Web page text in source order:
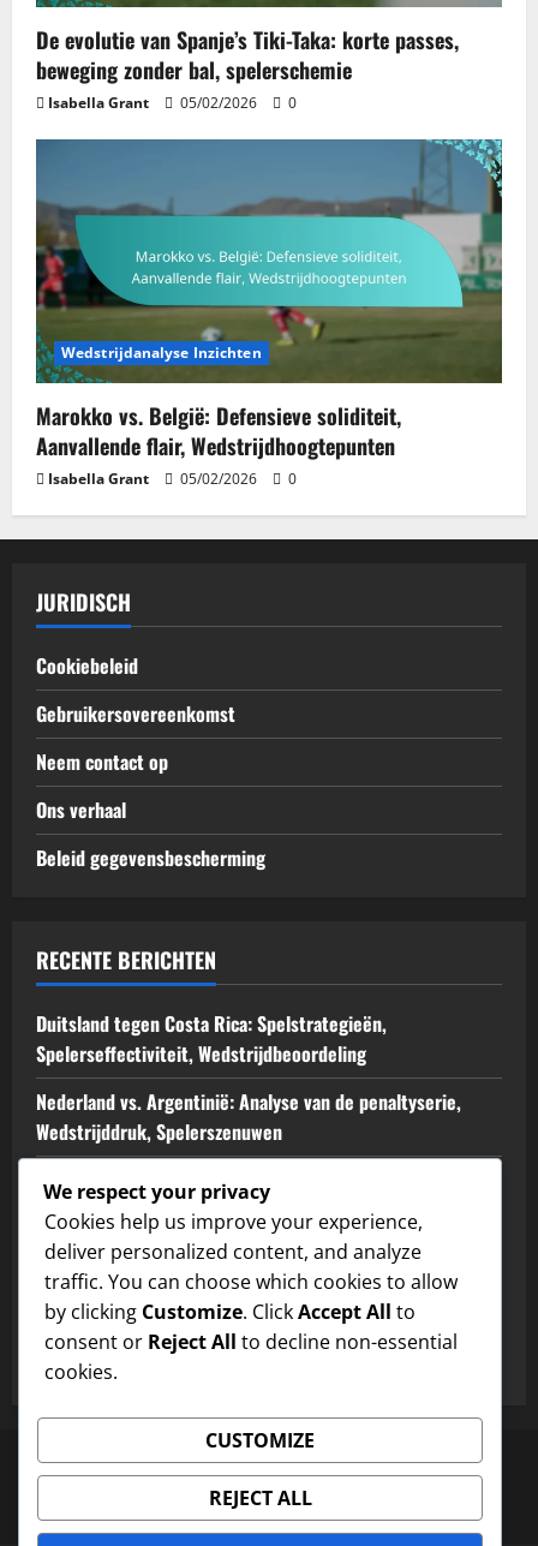
De evolutie van Spanje’s Tiki-Taka: korte passes,
beweging zonder bal, spelerschemie
Isabella Grant 05/02/2026 0
Wedstrijdanalyse Inzichten
Marokko vs. België: Defensieve soliditeit,
Aanvallende flair, Wedstrijdhoogtepunten
Isabella Grant 05/02/2026 0
JURIDISCH
Cookiebeleid
Gebruikersovereenkomst
Neem contact op
Ons verhaal
Beleid gegevensbescherming
RECENTE BERICHTEN
Duitsland tegen Costa Rica: Spelstrategieën,
Spelerseffectiviteit, Wedstrijdbeoordeling
Nederland vs. Argentinië: Analyse van de penaltyserie,
Wedstrijddruk, Spelerszenuwen
De evolutie van Spanje’s Tiki-Taka: korte passes, beweging
zonder bal, spelerschemie
Marokko vs. België: Defensieve soliditeit, Aanvallende flair,
Wedstrijdhoogtepunten
Engeland’s Defensieve Organisatie: Achterlijnstructuur,
Drukzet Tactieken, Spelersrollen
Cookiebeleid
Gebruikersovereenkomst
Neem contact op
Ons verhaal
Beleid gegevensbescherming
We respect your privacy
Cookies help us improve your experience,
deliver personalized content, and analyze
traffic. You can choose which cookies to allow
by clicking Customize. ClickAccept All to
consent or Reject All to decline non-essential
cookies.
CUSTOMIZE
REJECT ALL